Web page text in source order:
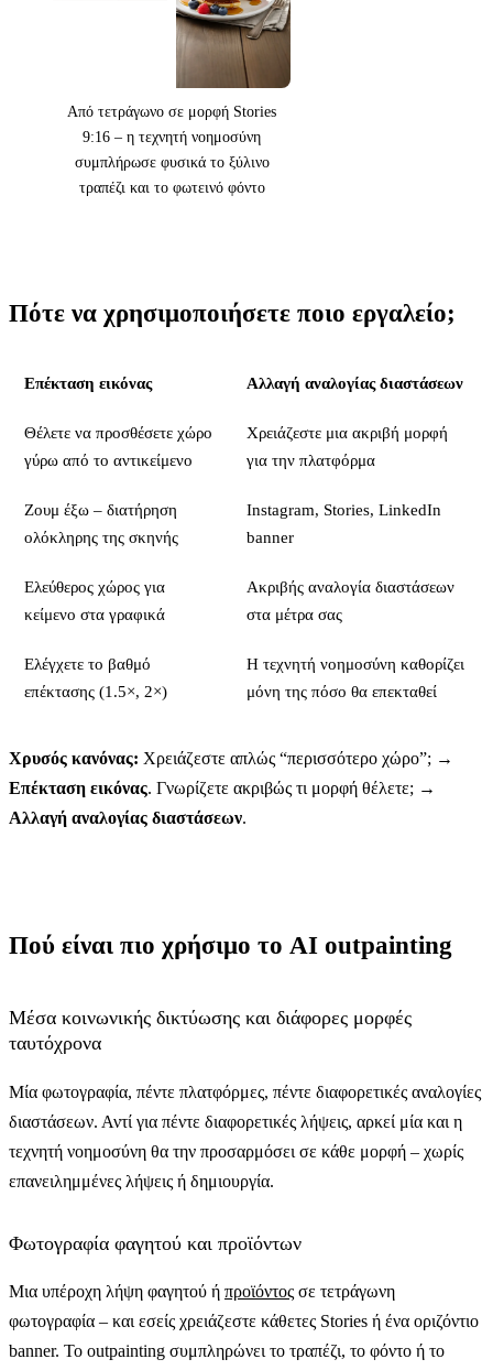
Από τετράγωνο σε μορφή Stories
9:16 – η τεχνητή νοημοσύνη
συμπλήρωσε φυσικά το ξύλινο
τραπέζι και το φωτεινό φόντο
Πότε να χρησιμοποιήσετε ποιο εργαλείο;
Επέκταση εικόνας Αλλαγή αναλογίας διαστάσεων
Θέλετε να προσθέσετε χώρο
γύρω από το αντικείμενο
Χρειάζεστε μια ακριβή μορφή
για την πλατφόρμα
Ζουμ έξω – διατήρηση
ολόκληρης της σκηνής
Instagram, Stories, LinkedIn
banner
Ελεύθερος χώρος για
κείμενο στα γραφικά
Ακριβής αναλογία διαστάσεων
στα μέτρα σας
Ελέγχετε το βαθμό
επέκτασης (1.5×, 2×)
Η τεχνητή νοημοσύνη καθορίζει
μόνη της πόσο θα επεκταθεί
Χρυσός κανόνας: Χρειάζεστε απλώς “περισσότερο χώρο”; →
Επέκταση εικόνας. Γνωρίζετε ακριβώς τι μορφή θέλετε; →
Αλλαγή αναλογίας διαστάσεων.
Πού είναι πιο χρήσιμο το AI outpainting
Μέσα κοινωνικής δικτύωσης και διάφορες μορφές
ταυτόχρονα
Μία φωτογραφία, πέντε πλατφόρμες, πέντε διαφορετικές αναλογίες
διαστάσεων. Αντί για πέντε διαφορετικές λήψεις, αρκεί μία και η
τεχνητή νοημοσύνη θα την προσαρμόσει σε κάθε μορφή – χωρίς
επανειλημμένες λήψεις ή δημιουργία.
Φωτογραφία φαγητού και προϊόντων
Μια υπέροχη λήψη φαγητού ή προϊόντος σε τετράγωνη
φωτογραφία – και εσείς χρειάζεστε κάθετες Stories ή ένα οριζόντιο
banner. Το outpainting συμπληρώνει το τραπέζι, το φόντο ή το